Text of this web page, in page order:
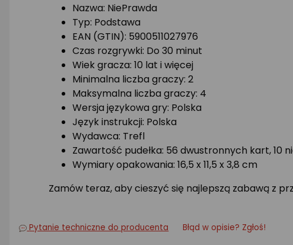
Nazwa: NiePrawda
Typ: Podstawa
EAN (GTIN): 5900511027976
Czas rozgrywki: Do 30 minut
Wiek gracza: 10 lat i więcej
Minimalna liczba graczy: 2
Maksymalna liczba graczy: 4
Wersja językowa gry: Polska
Język instrukcji: Polska
Wydawca: Trefl
Zawartość pudełka: 56 dwustronnych kart, 10
Wymiary opakowania: 16,5 x 11,5 x 3,8 cm
Zamów teraz, aby cieszyć się najlepszą zabawą z
Pytanie techniczne do producenta Błąd w opisie? Zgłoś!